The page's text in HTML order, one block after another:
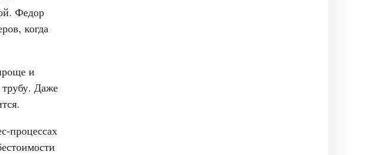
Федор
когда
и
Даже
процессах